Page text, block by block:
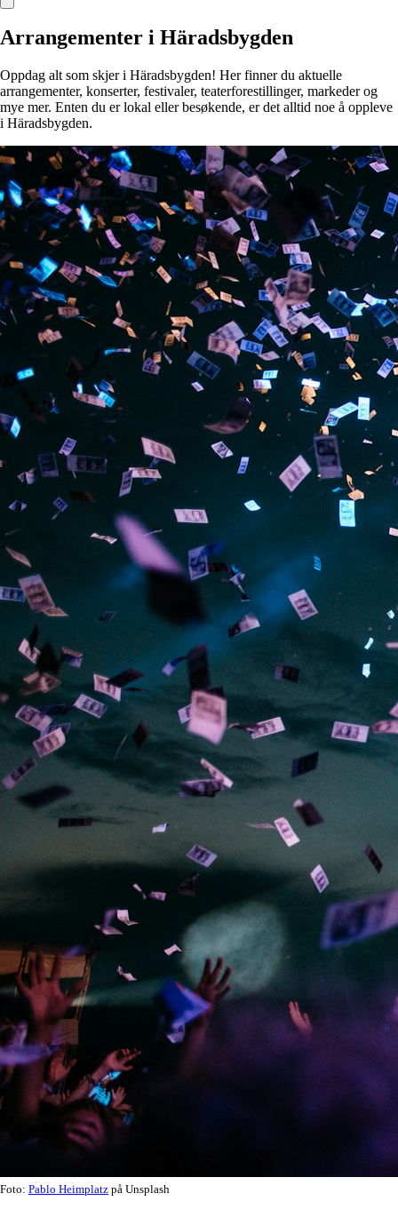
Arrangementer i Häradsbygden
Oppdag alt som skjer i Häradsbygden! Her finner du aktuelle
arrangementer, konserter, festivaler, teaterforestillinger, markeder og
mye mer. Enten du er lokal eller besøkende, er det alltid noe å oppleve
i Häradsbygden.
Foto: Pablo Heimplatz på Unsplash